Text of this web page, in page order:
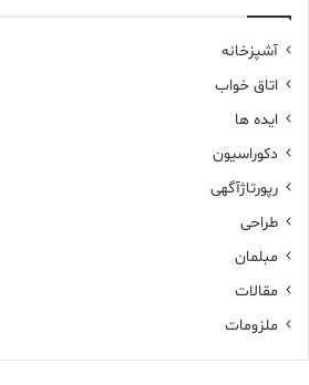
آشپزخانه
اتاق خواب
ایده ها
دکوراسیون
رپورتاژآگهی
طراحی
مبلمان
مقالات
ملزومات